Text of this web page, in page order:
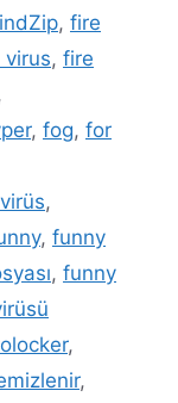
, fire
virus, fire
, fog, for
,
, funny
, funny
,
,